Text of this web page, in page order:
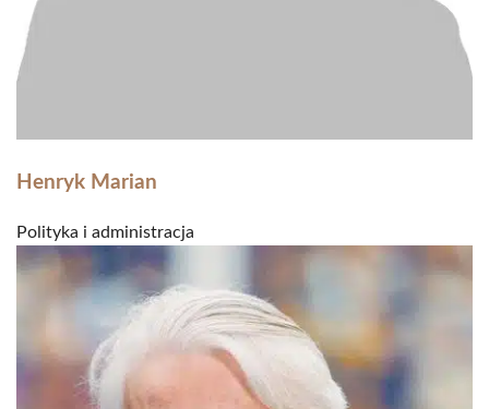
Henryk Marian
Polityka i administracja